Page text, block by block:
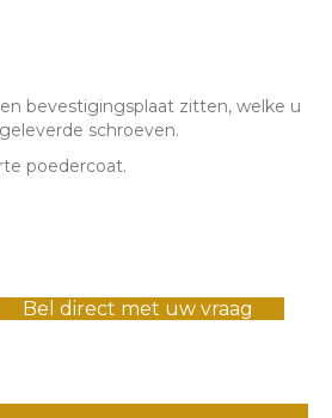
bevestigingsplaat zitten, welke u
schroeven.
poedercoat.
Bel direct met uw vraag